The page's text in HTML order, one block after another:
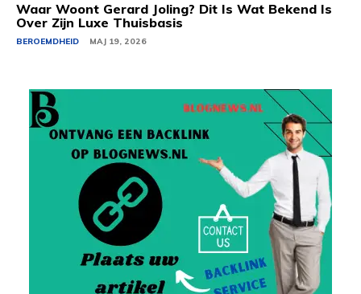
Waar Woont Gerard Joling? Dit Is Wat Bekend Is
Over Zijn Luxe Thuisbasis
BEROEMDHEID MAJ 19, 2026